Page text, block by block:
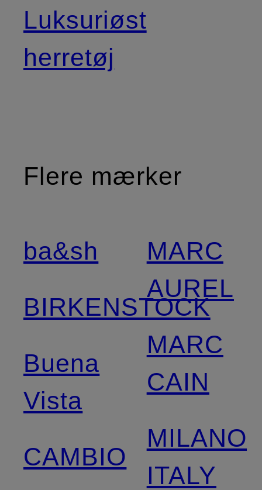
Luksuriøst
herretøj
Flere mærker
ba&sh
BIRKENSTOCK
Buena
Vista
CAMBIO
MARC
AUREL
MARC
CAIN
MILANO
ITALY